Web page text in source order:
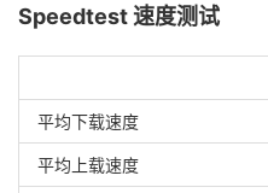
Speedtest 速度测试
平均下载速度
平均上载速度